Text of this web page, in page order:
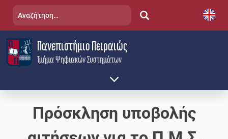
content
Τμήμα Ψηφιακών Συστημάτων
Πανεπιστήμιο Πειραιώς
Αναζήτηση
Πρόσκληση υποβολής